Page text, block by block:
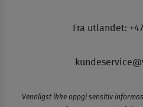
Fra utlandet:
Vennligst ikke oppgi sensitiv